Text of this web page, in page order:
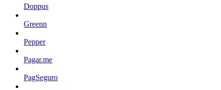
Doppus
Greenn
Pepper
Pagar.me
PagSeguro